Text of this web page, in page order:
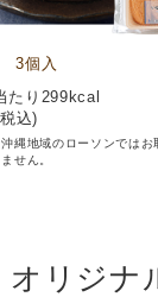
3個入
たり299kcal
込)
縄地域のローソンではお
せん。
オリジナ